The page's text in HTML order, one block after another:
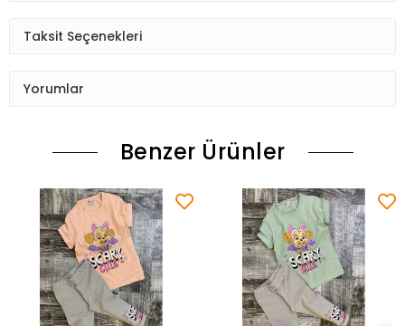
Taksit Seçenekleri
Yorumlar
Benzer Ürünler